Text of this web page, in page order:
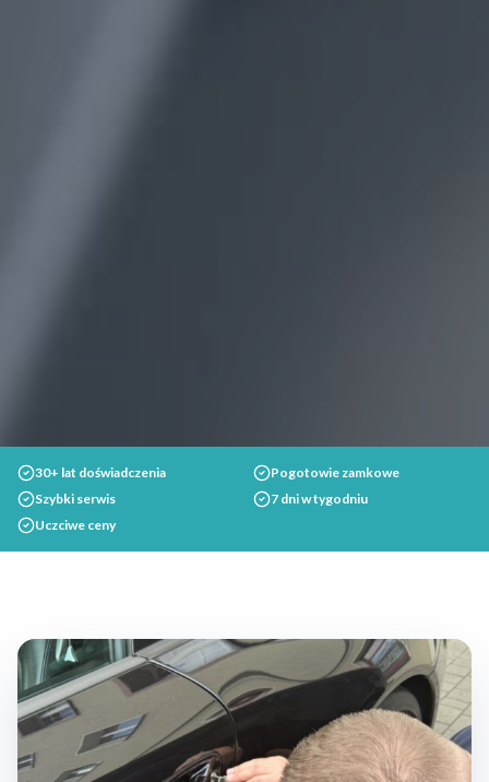
30+ lat doświadczenia
Pogotowie zamkowe
Szybki serwis
7 dni w tygodniu
Uczciwe ceny